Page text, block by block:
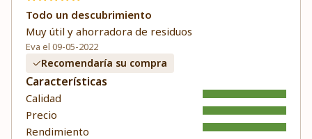
Todo un descubrimiento
Muy útil y ahorradora de residuos
Eva el 09-05-2022
Recomendaría su compra
Características
Calidad
Precio
Rendimiento